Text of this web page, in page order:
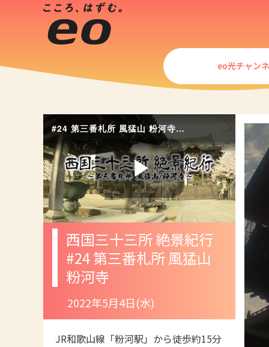
eo光チャン
#24 第三番札所 風猛山 粉河寺（西国三十三所 絶景紀行）
Play
Video
西国三十三所 絶景紀行
#24 第三番札所 風猛山
粉河寺
2022年5月4日(水)
JR和歌山線「粉河駅」から徒歩約15分